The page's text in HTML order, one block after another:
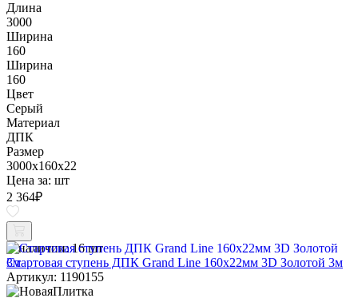
Длина
3000
Ширина
160
Ширина
160
Цвет
Серый
Материал
ДПК
Размер
3000x160x22
Цена за: шт
2 364₽
В наличии: 16 шт
Стартовая ступень ДПК Grand Line 160х22мм 3D Золотой 3м
Артикул: 1190155